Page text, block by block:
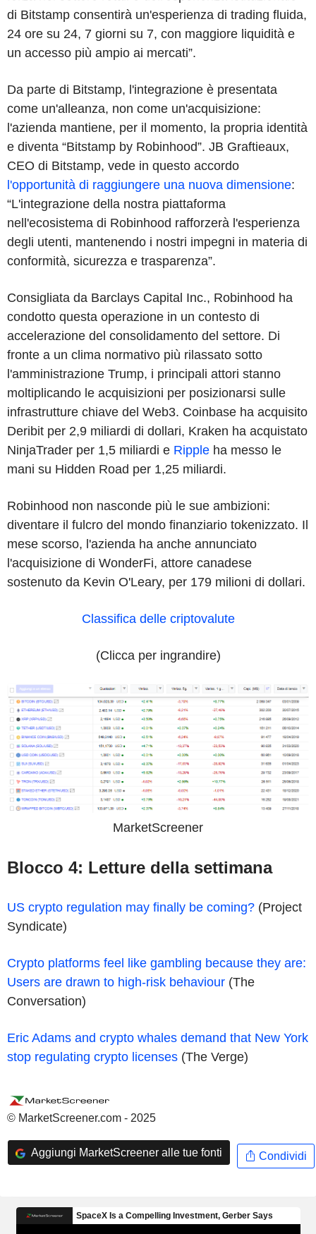
di Bitstamp consentirà un'esperienza di trading fluida,
24 ore su 24, 7 giorni su 7, con maggiore liquidità e
un accesso più ampio ai mercati”.
Da parte di Bitstamp, l'integrazione è presentata
come un'alleanza, non come un'acquisizione:
l'azienda mantiene, per il momento, la propria identità
e diventa “Bitstamp by Robinhood”. JB Graftieaux,
CEO di Bitstamp, vede in questo accordo
l'opportunità di raggiungere una nuova dimensione:
“L'integrazione della nostra piattaforma
nell'ecosistema di Robinhood rafforzerà l'esperienza
degli utenti, mantenendo i nostri impegni in materia di
conformità, sicurezza e trasparenza”.
Consigliata da Barclays Capital Inc., Robinhood ha
condotto questa operazione in un contesto di
accelerazione del consolidamento del settore. Di
fronte a un clima normativo più rilassato sotto
l'amministrazione Trump, i principali attori stanno
moltiplicando le acquisizioni per posizionarsi sulle
infrastrutture chiave del Web3. Coinbase ha acquisito
Deribit per 2,9 miliardi di dollari, Kraken ha acquistato
NinjaTrader per 1,5 miliardi e Ripple ha messo le
mani su Hidden Road per 1,25 miliardi.
Robinhood non nasconde più le sue ambizioni:
diventare il fulcro del mondo finanziario tokenizzato. Il
mese scorso, l'azienda ha anche annunciato
l'acquisizione di WonderFi, attore canadese
sostenuto da Kevin O'Leary, per 179 milioni di dollari.
Classifica delle criptovalute
(Clicca per ingrandire)
MarketScreener
Blocco 4: Letture della settimana
US crypto regulation may finally be coming? (Project
Syndicate)
Crypto platforms feel like gambling because they are:
Users are drawn to high-risk behaviour (The
Conversation)
Eric Adams and crypto whales demand that New York
stop regulating crypto licenses (The Verge)
© MarketScreener.com - 2025
Aggiungi MarketScreener alle tue fonti Condividi